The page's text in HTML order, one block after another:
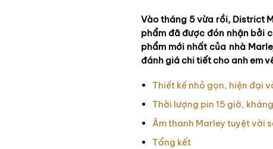
Vào tháng 5 vừa rồi, District
phẩm đã được đón nhận bởi
phẩm mới nhất của nhà
đánh giá chi tiết cho anh em
Thiết kế nhỏ gọn, hiện đại
Thời lượng pin 15 giờ,
Âm thanh Marley tuyệt vời
Tổng kết